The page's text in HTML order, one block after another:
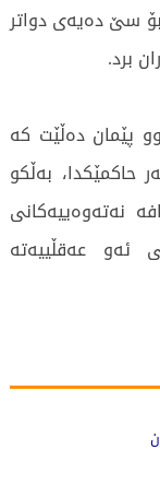
لە ساڵی 1968، کە بۆ سێ دەیەی دواتر
برد.
پێمان دەڵێت کە
حاکمێکدا، بەڵکو
نەتەوەییەکانی
عێراق باجی ئەو عەقڵییەتە